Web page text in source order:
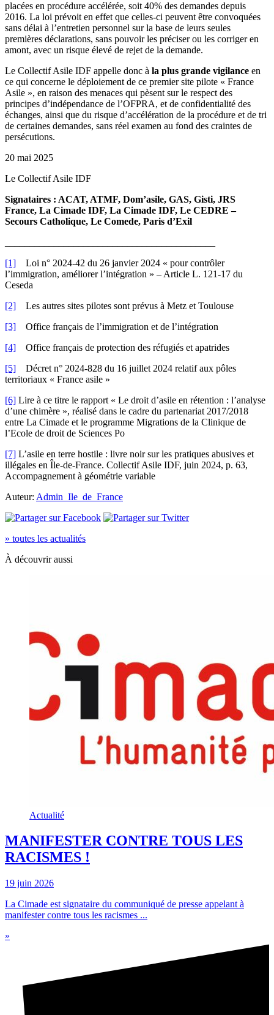
placées en procédure accélérée, soit 40% des demandes depuis
2016. La loi prévoit en effet que celles-ci peuvent être convoquées
sans délai à l’entretien personnel sur la base de leurs seules
premières déclarations, sans pouvoir les préciser ou les corriger en
amont, avec un risque élevé de rejet de la demande.
Le Collectif Asile IDF appelle donc à la plus grande vigilance en
ce qui concerne le déploiement de ce premier site pilote « France
Asile », en raison des menaces qui pèsent sur le respect des
principes d’indépendance de l’OFPRA, et de confidentialité des
échanges, ainsi que du risque d’accélération de la procédure et de tri
de certaines demandes, sans réel examen au fond des craintes de
persécutions.
20 mai 2025
Le Collectif Asile IDF
Signataires : ACAT, ATMF, Dom’asile, GAS, Gisti, JRS
France, La Cimade IDF, La Cimade IDF, Le CEDRE –
Secours Catholique, Le Comede, Paris d’Exil
[1] Loi n° 2024-42 du 26 janvier 2024 « pour contrôler
l’immigration, améliorer l’intégration » – Article L. 121-17 du
Ceseda
[2] Les autres sites pilotes sont prévus à Metz et Toulouse
[3] Office français de l’immigration et de l’intégration
[4] Office français de protection des réfugiés et apatrides
[5] Décret n° 2024-828 du 16 juillet 2024 relatif aux pôles
territoriaux « France asile »
[6] Lire à ce titre le rapport « Le droit d’asile en rétention : l’analyse
d’une chimère », réalisé dans le cadre du partenariat 2017/2018
entre La Cimade et le programme Migrations de la Clinique de
l’Ecole de droit de Sciences Po
[7] L’asile en terre hostile : livre noir sur les pratiques abusives et
illégales en Île-de-France. Collectif Asile IDF, juin 2024, p. 63,
Accompagnement à géométrie variable
Auteur: Admin_Ile_de_France
» toutes les actualités
À découvrir aussi
Actualité
MANIFESTER CONTRE TOUS LES
RACISMES !
19 juin 2026
La Cimade est signataire du communiqué de presse appelant à
manifester contre tous les racismes ...
»